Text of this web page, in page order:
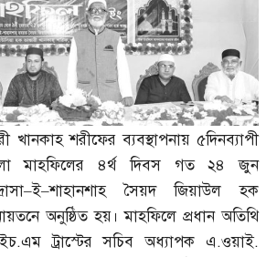
খানকাহ শরীফের ব্যবস্থাপনায় ৫দিনব্যাপী
মাহফিলের ৪র্থ দিবস গত ২৪ জুন
–ই–শাহানশাহ সৈয়দ জিয়াউল হক
অনুষ্ঠিত হয়। মাহফিলে প্রধান অতিথি
.এম ট্রাস্টের সচিব অধ্যাপক এ.ওয়াই.